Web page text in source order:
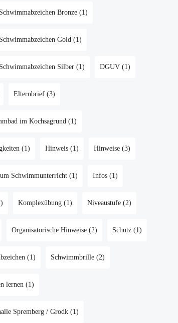
Bronze (1)
Gold (1)
Silber (1) DGUV (1)
Elternbrief (3)
im Kochsagrund (1)
(1) Hinweis (1) Hinweise (3)
Schwimmunterricht (1) Infos (1)
Komplexübung (1) Niveaustufe (2)
Organisatorische Hinweise (2) Schutz (1)
(1) Schwimmbrille (2)
lernen (1)
Spremberg / Grodk (1)